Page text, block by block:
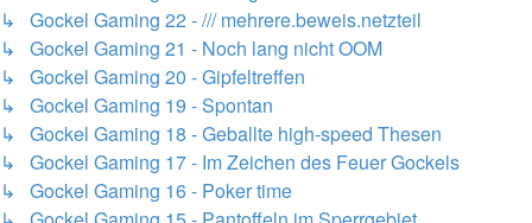
↳ Gockel Gaming 22 - /// mehrere.beweis.netzteil
↳ Gockel Gaming 21 - Noch lang nicht OOM
↳ Gockel Gaming 20 - Gipfeltreffen
↳ Gockel Gaming 19 - Spontan
↳ Gockel Gaming 18 - Geballte high-speed Thesen
↳ Gockel Gaming 17 - Im Zeichen des Feuer Gockels
↳ Gockel Gaming 16 - Poker time